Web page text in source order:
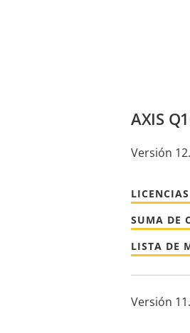
AXIS
Versión
SUMA DE
LISTA DE
Versión